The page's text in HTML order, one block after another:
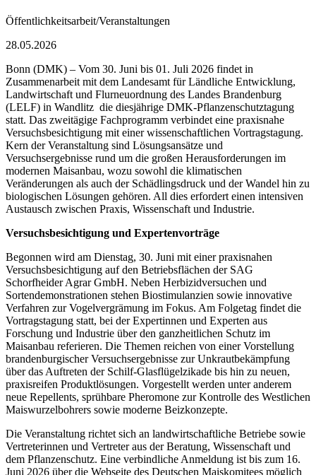
Öffentlichkeitsarbeit/Veranstaltungen
28.05.2026
Bonn (DMK) – Vom 30. Juni bis 01. Juli 2026 findet in
Zusammenarbeit mit dem Landesamt für Ländliche Entwicklung,
Landwirtschaft und Flurneuordnung des Landes Brandenburg
(LELF) in Wandlitz die diesjährige DMK-Pflanzenschutztagung
statt. Das zweitägige Fachprogramm verbindet eine praxisnahe
Versuchsbesichtigung mit einer wissenschaftlichen Vortragstagung.
Kern der Veranstaltung sind Lösungsansätze und
Versuchsergebnisse rund um die großen Herausforderungen im
modernen Maisanbau, wozu sowohl die klimatischen
Veränderungen als auch der Schädlingsdruck und der Wandel hin zu
biologischen Lösungen gehören. All dies erfordert einen intensiven
Austausch zwischen Praxis, Wissenschaft und Industrie.
Versuchsbesichtigung und Expertenvorträge
Begonnen wird am Dienstag, 30. Juni mit einer praxisnahen
Versuchsbesichtigung auf den Betriebsflächen der SAG
Schorfheider Agrar GmbH. Neben Herbizidversuchen und
Sortendemonstrationen stehen Biostimulanzien sowie innovative
Verfahren zur Vogelvergrämung im Fokus. Am Folgetag findet die
Vortragstagung statt, bei der Expertinnen und Experten aus
Forschung und Industrie über den ganzheitlichen Schutz im
Maisanbau referieren. Die Themen reichen von einer Vorstellung
brandenburgischer Versuchsergebnisse zur Unkrautbekämpfung
über das Auftreten der Schilf-Glasflügelzikade bis hin zu neuen,
praxisreifen Produktlösungen. Vorgestellt werden unter anderem
neue Repellents, sprühbare Pheromone zur Kontrolle des Westlichen
Maiswurzelbohrers sowie moderne Beizkonzepte.
Die Veranstaltung richtet sich an landwirtschaftliche Betriebe sowie
Vertreterinnen und Vertreter aus der Beratung, Wissenschaft und
dem Pflanzenschutz. Eine verbindliche Anmeldung ist bis zum 16.
Juni 2026 über die Webseite des Deutschen Maiskomitees möglich